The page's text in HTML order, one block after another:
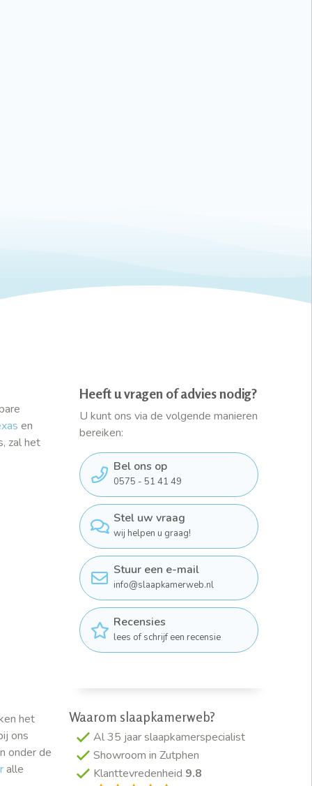
en
zal het
het
ons
onder de
alle
Heeft u vragen of advies nodig?
U kunt ons via de volgende manieren
bereiken:
Bel ons op
0575 - 51 41 49
Stel uw vraag
wij helpen u graag!
Stuur een e-mail
info@slaapkamerweb.nl
Recensies
lees of schrijf een recensie
Waarom slaapkamerweb?
Al 35 jaar slaapkamerspecialist
Showroom in Zutphen
Klanttevredenheid 9.8